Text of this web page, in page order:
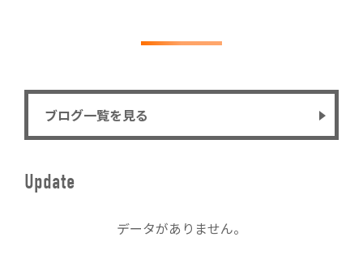
ブログ一覧を見る
Update
データがありません。